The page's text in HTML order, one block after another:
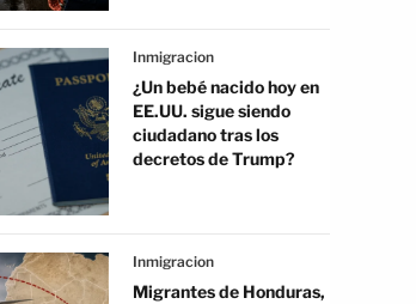
Inmigracion
¿Un bebé nacido hoy en
EE.UU. sigue siendo
ciudadano tras los
decretos de Trump?
Inmigracion
Migrantes de Honduras,